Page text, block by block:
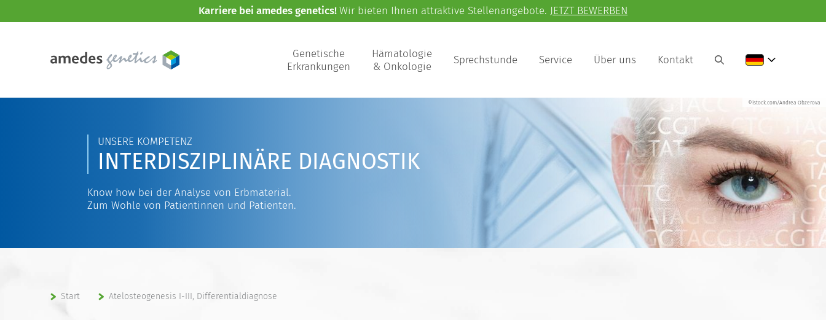
Karriere bei amedes genetics!Wir bieten Ihnen attraktive Stellenangebote. JETZT BEWERBEN
Genetische
Erkrankungen
Hämatologie
& Onkologie
Sprechstunde Service Über uns Kontakt
©istock.com/Andrea Obzerova
UNSERE KOMPETENZ
INTERDISZIPLINÄRE DIAGNOSTIK
Know how bei der Analyse von Erbmaterial.
Zum Wohle von Patientinnen und Patienten.
Start Atelosteogenesis I-III, Differentialdiagnose